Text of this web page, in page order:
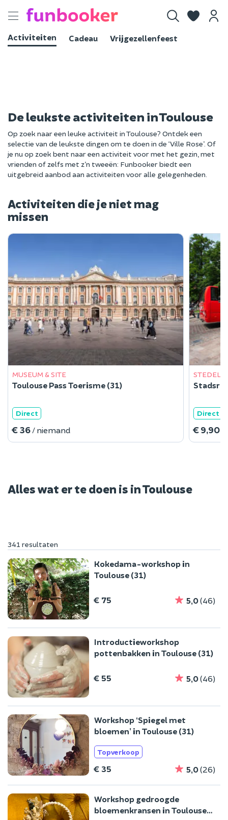
Toggle
Activiteiten
Cadeau Vrijgezellenfeest
De leukste activiteiten in Toulouse
Op zoek naar een leuke activiteit in Toulouse? Ontdek een
selectie van de leukste dingen om te doen in de ‘Ville Rose’. Of
je nu op zoek bent naar een activiteit voor met het gezin, met
vrienden of zelfs met z’n tweeën: Funbooker biedt een
uitgebreid aanbod aan activiteiten voor alle gelegenheden.
Activiteiten die je niet mag
missen
MUSEUM & SITE
Toulouse Pass Toerisme (31)
Direct
€ 36 / niemand
Direct
€ 9,90
Alles wat er te doen is in Toulouse
341 resultaten
Kokedama-workshop in
Toulouse (31)
€ 75 5,0(46)
Introductieworkshop
pottenbakken in Toulouse (31)
€ 55 5,0(46)
Workshop ‘Spiegel met
bloemen’ in Toulouse (31)
Topverkoop
€ 35 5,0(26)
Workshop gedroogde
bloemenkransen in Toulouse